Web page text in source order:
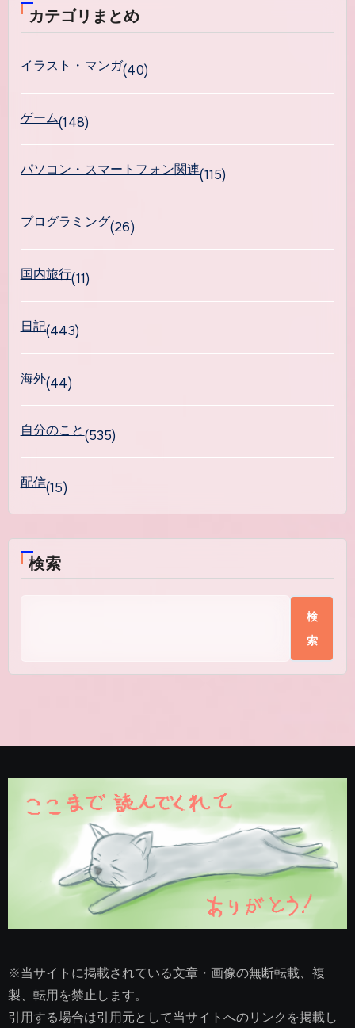
カテゴリまとめ
イラスト・マンガ(40)
ゲーム(148)
パソコン・スマートフォン関連(115)
プログラミング(26)
国内旅行(11)
日記(443)
海外(44)
自分のこと(535)
配信(15)
検索
検
索
※当サイトに掲載されている文章・画像の無断転載、複
製、転用を禁止します。
引用する場合は引用元として当サイトへのリンクを掲載し